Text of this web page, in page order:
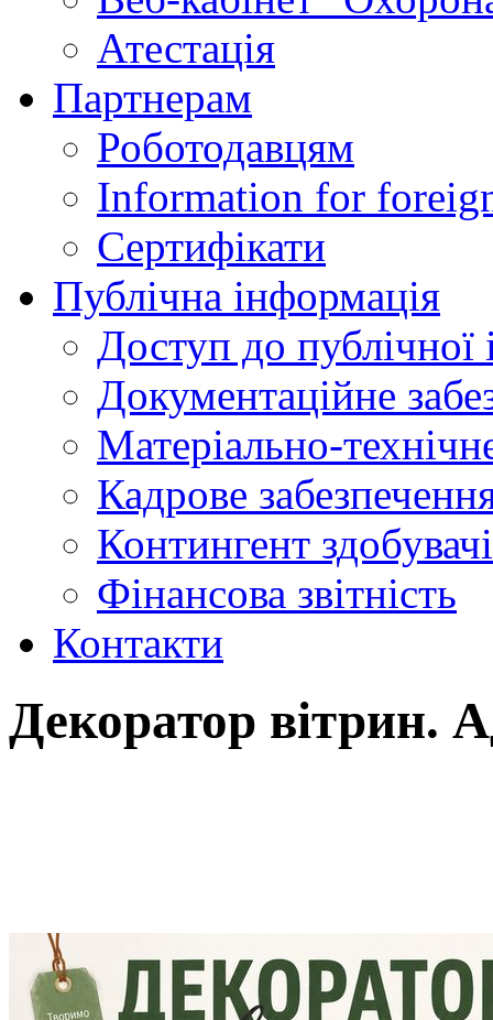
Атестація
Партнерам
Роботодавцям
Information for
Сертифікати
Публічна інформація
Доступ до публічної
Документаційне
Матеріально-
Кадрове
Контингент
Фінансова звітність
Контакти
Декоратор вітрин.